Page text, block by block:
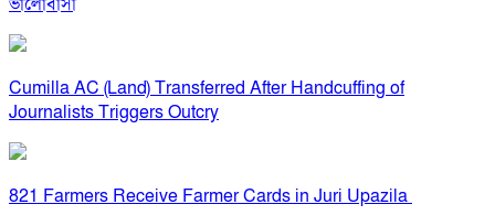
Cumilla AC (Land) Transferred After Handcuffing of
Journalists Triggers Outcry
821 Farmers Receive Farmer Cards in Juri Upazila